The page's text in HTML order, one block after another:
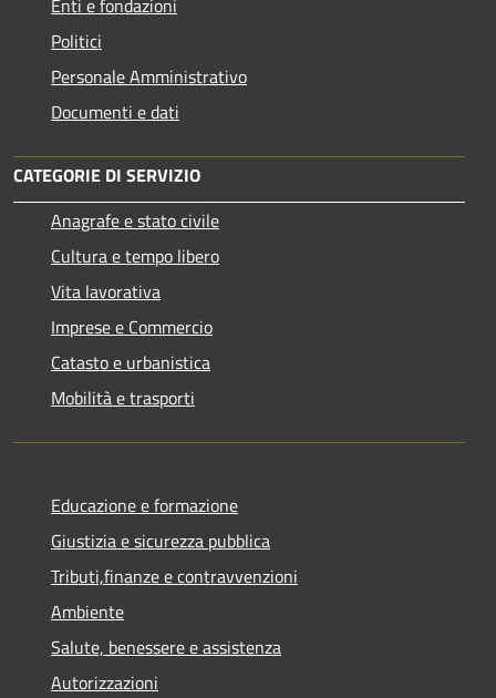
Enti e fondazioni
Politici
Personale Amministrativo
Documenti e dati
CATEGORIE DI SERVIZIO
Anagrafe e stato civile
Cultura e tempo libero
Vita lavorativa
Imprese e Commercio
Catasto e urbanistica
Mobilità e trasporti
Educazione e formazione
Giustizia e sicurezza pubblica
Tributi,finanze e contravvenzioni
Ambiente
Salute, benessere e assistenza
Autorizzazioni